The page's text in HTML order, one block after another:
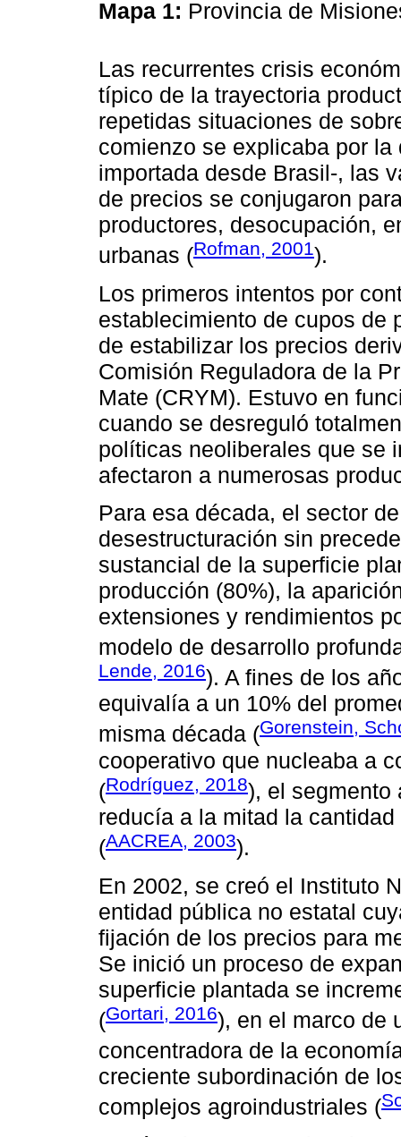
Mapa 1: Provincia de
Las recurrentes crisis
típico de la trayectoria
repetidas situaciones de
comienzo se explicaba por
importada desde Brasil-, las
de precios se conjugaron
productores, desocupación,
urbanas (Rofman, 2001).
Los primeros intentos por
establecimiento de cupos de
de estabilizar los precios
Comisión Reguladora de la
Mate (CRYM). Estuvo en
cuando se desreguló
políticas neoliberales que se
afectaron a numerosas
Para esa década, el sector
desestructuración sin
sustancial de la superficie
producción (80%), la
extensiones y rendimientos
modelo de desarrollo
Lende, 2016). A fines de los
equivalía a un 10% del
misma década (Gorenstein,
cooperativo que nucleaba a
(Rodríguez, 2018), el segmento
reducía a la mitad la
(AACREA, 2003).
En 2002, se creó el Instituto
entidad pública no estatal
fijación de los precios para
Se inició un proceso de
superficie plantada se
(Gortari, 2016), en el marco de
concentradora de la
creciente subordinación de
complejos agroindustriales (